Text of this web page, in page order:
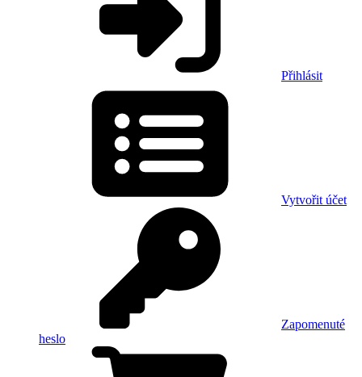
Přihlásit
Vytvořit účet
Zapomenuté
heslo